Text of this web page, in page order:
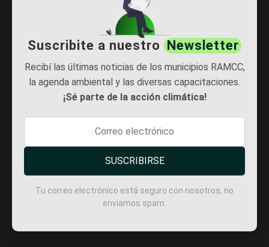
Suscribite a nuestro Newsletter
Recibí las últimas noticias de los municipios RAMCC,
la agenda ambiental y las diversas capacitaciones.
¡Sé parte de la acción climática!
SUSCRIBIRSE
Tu correo electrónico está seguro con nosotros; no
enviamos spam.